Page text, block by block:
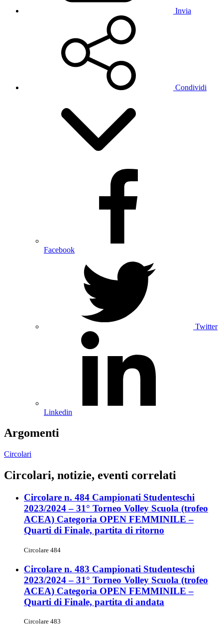
Invia
Condividi
Facebook
Twitter
Linkedin
Argomenti
Circolari
Circolari, notizie, eventi correlati
Circolare n. 484 Campionati Studenteschi
2023/2024 – 31° Torneo Volley Scuola (trofeo
ACEA) Categoria OPEN FEMMINILE –
Quarti di Finale, partita di ritorno
Circolare 484
Circolare n. 483 Campionati Studenteschi
2023/2024 – 31° Torneo Volley Scuola (trofeo
ACEA) Categoria OPEN FEMMINILE –
Quarti di Finale, partita di andata
Circolare 483